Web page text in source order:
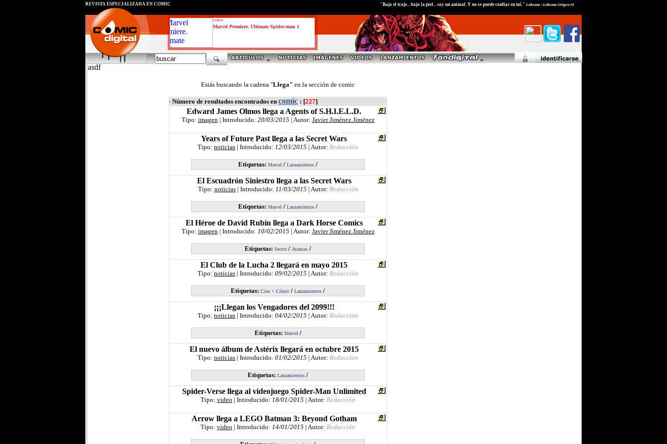
critica
Marvel Premiere. Ultimate Spider-man 1
REVISTA ESPECIALIZADA EN CÓMIC "Bajo el traje... bajo la piel... soy un animal. Y no se puede confiar en mí." Lobezno / Lobezno Origen #5
asdf
Estás buscando la cadena "Llega" en la sección de comic
· Número de resultados encontrados en comic : [227]
Edward James Olmos llega a Agents of S.H.I.E.L.D.
Tipo: imagen| Introducido: 20/03/2015 | Autor: Javier Jiménez Jiménez
Years of Future Past llega a las Secret Wars
Tipo: noticias | Introducido: 12/03/2015 | Autor: Redacción
Etiquetas: Marvel / Lanzamientos /
El Escuadrón Siniestro llega a las Secret Wars
Tipo: noticias| Introducido: 11/03/2015 | Autor: Redacción
Etiquetas: Marvel / Lanzamientos /
El Héroe de David Rubín llega a Dark Horse Comics
Tipo: imagen| Introducido: 10/02/2015 | Autor: Javier Jiménez Jiménez
Etiquetas: Sector/ Avances /
El Club de la Lucha 2 llegará en mayo 2015
Tipo: noticias | Introducido: 09/02/2015 | Autor: Redacción
Etiquetas: Cine + Cómic / Lanzamientos /
¡¡¡Llegan los Vengadores del 2099!!!
Tipo: noticias | Introducido: 04/02/2015 | Autor: Redacción
Etiquetas: Marvel/
El nuevo álbum de Astérix llegará en octubre 2015
Tipo: noticias | Introducido: 01/02/2015 | Autor: Redacción
Etiquetas: Lanzamientos /
Spider-Verse llega al videojuego Spider-Man Unlimited
Tipo: video | Introducido: 18/01/2015 | Autor: Redacción
Arrow llega a LEGO Batman 3: Beyond Gotham
Tipo: video | Introducido: 14/01/2015 | Autor: Redacción